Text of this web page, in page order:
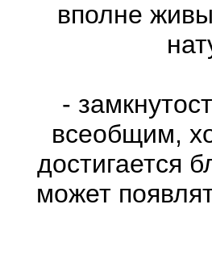
вполне
-
всеобщим,
достигается
может